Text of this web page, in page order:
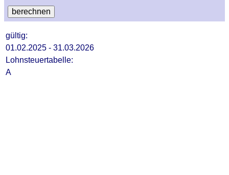
gültig:
01.02.2025 - 31.03.2026
Lohnsteuertabelle:
A